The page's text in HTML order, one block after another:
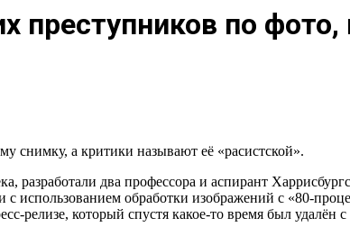
по
снимку, а критики называют её «расистской».
разработали два профессора и аспирант
использованием обработки изображений с «80-
который спустя какое-то время был удалён с